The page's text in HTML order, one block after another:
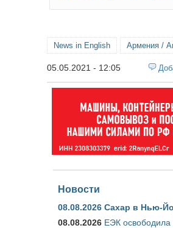
News in English Армения /
05.05.2021 - 12:05
Новости
08.08.2026 Сахар в Нью-
08.08.2026 ЕЭК